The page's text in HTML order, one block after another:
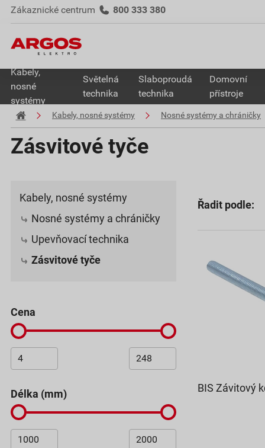
Zákaznické centrum 800 333 380
Kabely,
nosné
systémy
Světelná
technika
Slaboproudá
technika
Domovní
přístroje
Kabely, nosné systémy Nosné systémy a chráničky
Zásvitové tyče
Kabely, nosné systémy
Nosné systémy a chráničky
Upevňovací technika
Zásvitové tyče
Délka (mm)
cena
Řadit podle:
BIS Závitový